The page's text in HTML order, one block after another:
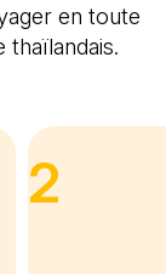
en toute
2